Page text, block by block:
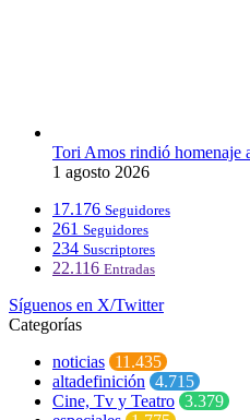
Tori Amos rindió homenaje
1 agosto 2026
17.176 Seguidores
261 Seguidores
234 Suscriptores
22.116 Entradas
Síguenos en X/Twitter
Categorías
noticias 11.435
altadefinición 4.715
Cine, Tv y Teatro 3.379